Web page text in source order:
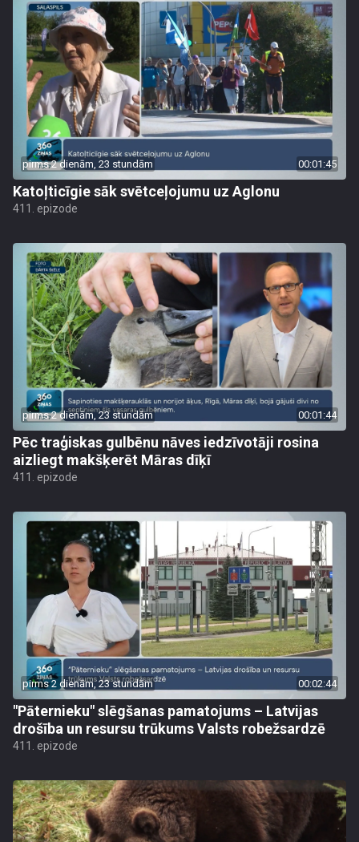
pirms 2 dienām, 23 stundām 00:01:45
Katoļticīgie sāk svētceļojumu uz Aglonu
411. epizode
pirms 2 dienām, 23 stundām 00:01:44
Pēc traģiskas gulbēnu nāves iedzīvotāji rosina
aizliegt makšķerēt Māras dīķī
411. epizode
pirms 2 dienām, 23 stundām 00:02:44
"Pāternieku" slēgšanas pamatojums – Latvijas
drošība un resursu trūkums Valsts robežsardzē
411. epizode